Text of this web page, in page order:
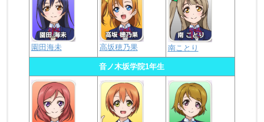
園田海未 高坂穂乃果 南ことり
音ノ木坂学院1年生